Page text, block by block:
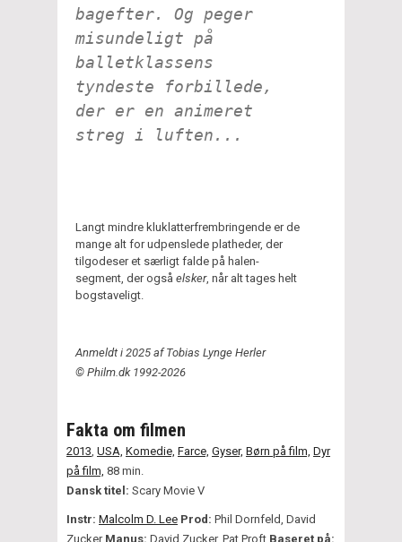
bagefter. Og peger
misundeligt på
balletklassens
tyndeste forbillede,
der er en animeret
streg i luften...
Langt mindre kluklatterfrembringende er de
mange alt for udpenslede platheder, der
tilgodeser et særligt falde på halen-
segment, der også elsker, når alt tages helt
bogstaveligt.
Anmeldt i 2025 af Tobias Lynge Herler
© Philm.dk 1992-2026
Fakta om filmen
2013 USA, Komedie, Farce, Gyser, Børn på film, Dyr
på film, 88 min.
Dansk titel: Scary Movie V
Instr: Malcolm D. Lee Prod: Phil Dornfeld, David
Zucker Manus: David Zucker, Pat Proft Baseret på: